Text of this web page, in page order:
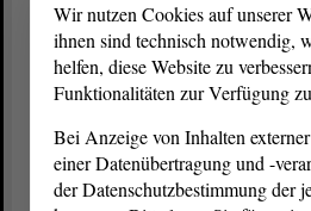
diese digital oder vor Ort
festgestellt. Ich denke, das ist
Daher plädieren wir für eine
Fortführung der digitalen und
Begutachtungsformen
Pandemiesituation. Ich bitte
Wir nutzen Cookies auf unserer
ihnen sind technisch notwendig,
helfen, diese Website zu
Funktionalitäten zur Verfügung
Bei Anzeige von Inhalten
einer Datenübertragung und -
der Datenschutzbestimmung der